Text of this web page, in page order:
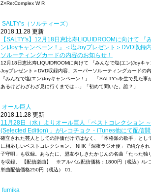
Z×Re:Complex W R
SALTY's（ソルティーズ）
2018.11.28 更新
【SALTY's】12月18日恵比寿LIQUIDROOMに向けて 『
ン)Joyキャンペーン！』＜塩Joyプレゼント＞DVD収録
ソルーティングカードの内容のお知らせ！
12月18日恵比寿LIQUIDROOMに向けて 『みんなで塩(エン)Joyキ
Joyプレゼント＞DVD収録内容、スーパーソルーティングカードの
『みんなで塩(エン)Joyキャンペーン！』 「SALTY'sを生で見た事
あるけどわざわざ見に行くまでは…」「初めて聞いた。誰？」
オール巨人
2018.11.28 更新
11月28日（水）よりオール巨人「ベストコレクション
(Selected Edition) 」がレコチョク・iTunes他にて配信開
確立された芸人としての評価だけではなく、「本格派の歌手」とし
に相応しいベストコレクション。 NHK「深夜ラジオ便」で紹介さ
子守唄」も収録。あらたに、盟友やしきたかじんの名曲「たった独
を収録。 【配信楽曲】 ※アルバム配信価格：1800円（税込）/レ
単曲配信価格250円（税込） 01.
fumika